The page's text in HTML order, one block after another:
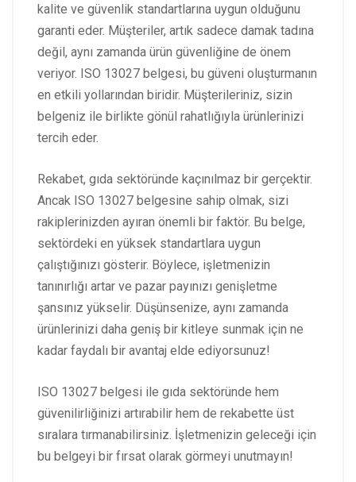
kalite ve güvenlik standartlarına uygun olduğunu
garanti eder. Müşteriler, artık sadece damak tadına
değil, aynı zamanda ürün güvenliğine de önem
veriyor. ISO 13027 belgesi, bu güveni oluşturmanın
en etkili yollarından biridir. Müşterileriniz, sizin
belgeniz ile birlikte gönül rahatlığıyla ürünlerinizi
tercih eder.
Rekabet, gıda sektöründe kaçınılmaz bir gerçektir.
Ancak ISO 13027 belgesine sahip olmak, sizi
rakiplerinizden ayıran önemli bir faktör. Bu belge,
sektördeki en yüksek standartlara uygun
çalıştığınızı gösterir. Böylece, işletmenizin
tanınırlığı artar ve pazar payınızı genişletme
şansınız yükselir. Düşünsenize, aynı zamanda
ürünlerinizi daha geniş bir kitleye sunmak için ne
kadar faydalı bir avantaj elde ediyorsunuz!
ISO 13027 belgesi ile gıda sektöründe hem
güvenilirliğinizi artırabilir hem de rekabette üst
sıralara tırmanabilirsiniz. İşletmenizin geleceği için
bu belgeyi bir fırsat olarak görmeyi unutmayın!